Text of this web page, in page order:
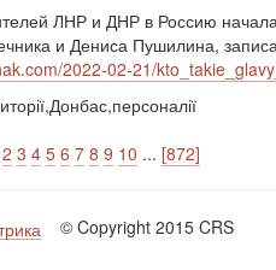
ЛНР и ДНР в Россию
и Дениса Пушилина,
2022-02-21/
2 3 4 5 6 7 8 9 10 ... [872]
© Copyright 2015 CRS